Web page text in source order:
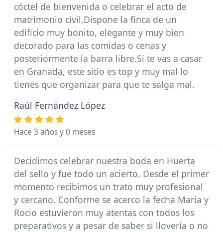
cóctel de bienvenida o celebrar el acto de
matrimonio civil.Dispone la finca de un
edificio muy bonito, elegante y muy bien
decorado para las comidas o cenas y
posteriormente la barra libre.Si te vas a casar
en Granada, este sitio es top y muy mal lo
tienes que organizar para que te salga mal.
Raúl Fernández López
Hace 3 años y 0 meses
Decidimos celebrar nuestra boda en Huerta
del sello y fue todo un acierto. Desde el primer
momento recibimos un trato muy profesional
y cercano. Conforme se acerco la fecha Maria y
Rocio estuvieron muy atentas con todos los
preparativos y a pesar de saber si llovería o no